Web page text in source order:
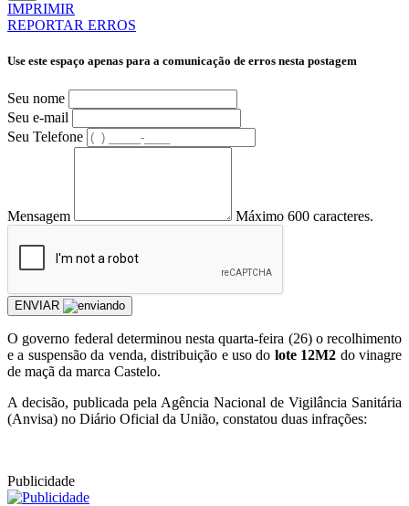
IMPRIMIR
REPORTAR ERROS
Use este espaço apenas para a comunicação de erros nesta postagem
Seu nome
Seu e-mail
Seu Telefone
Mensagem Máximo 600 caracteres.
ENVIAR
O governo federal determinou nesta quarta-feira (26) o recolhimento
e a suspensão da venda, distribuição e uso do lote 12M2 do vinagre
de maçã da marca Castelo.
A decisão, publicada pela Agência Nacional de Vigilância Sanitária
(Anvisa) no Diário Oficial da União, constatou duas infrações:
Publicidade